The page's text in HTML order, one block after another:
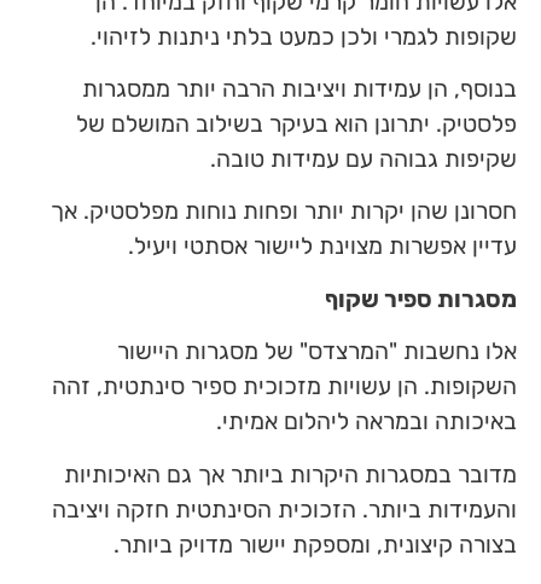
שקופות לגמרי ולכן כמעט בלתי ניתנות לזיהוי.
בנוסף, הן עמידות ויציבות הרבה יותר ממסגרות
פלסטיק. יתרונן הוא בעיקר בשילוב המושלם של
שקיפות גבוהה עם עמידות טובה.
חסרונן שהן יקרות יותר ופחות נוחות מפלסטיק. אך
עדיין אפשרות מצוינת ליישור אסתטי ויעיל.
מסגרות ספיר שקוף
אלו נחשבות "המרצדס" של מסגרות היישור
השקופות. הן עשויות מזכוכית ספיר סינתטית, זהה
באיכותה ובמראה ליהלום אמיתי.
מדובר במסגרות היקרות ביותר אך גם האיכותיות
והעמידות ביותר. הזכוכית הסינתטית חזקה ויציבה
בצורה קיצונית, ומספקת יישור מדויק ביותר.